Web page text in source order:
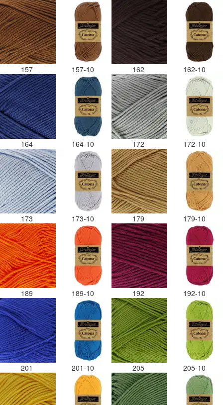
157 157-10 162 162-10
164 164-10 172 172-10
173 173-10 179 179-10
189 189-10 192 192-10
201 201-10 205 205-10